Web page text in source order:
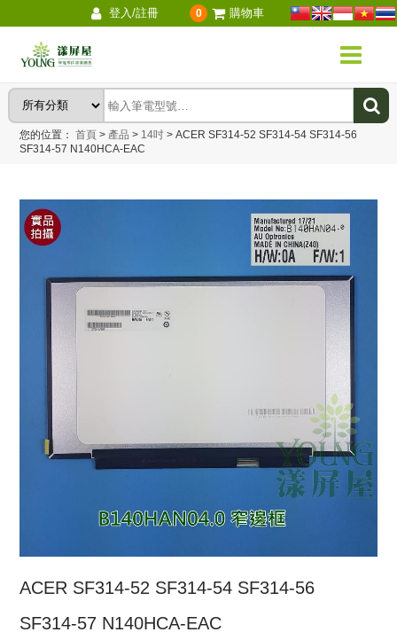
登入/註冊 0 購物車
您的位置：首頁 > 產品 > 14吋 > ACER SF314-52 SF314-54 SF314-56
SF314-57 N140HCA-EAC
ACER SF314-52 SF314-54 SF314-56
SF314-57 N140HCA-EAC